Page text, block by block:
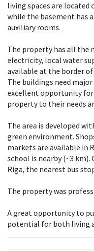
living spaces are
while the basement has
auxiliary rooms.
The property has all the
electricity, local water
available at the border
The buildings need
excellent opportunity
property to their needs
The area is developed
green environment.
markets are available in
school is nearby (~3
Riga, the nearest bus
The property was
A great opportunity to
potential for both living